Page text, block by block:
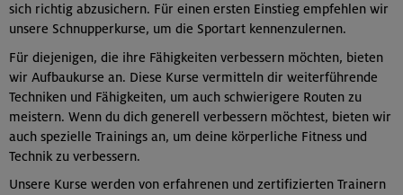
sich richtig abzusichern. Für einen ersten Einstieg empfehlen wir
unsere Schnupperkurse, um die Sportart kennenzulernen.
Für diejenigen, die ihre Fähigkeiten verbessern möchten, bieten
wir Aufbaukurse an. Diese Kurse vermitteln dir weiterführende
Techniken und Fähigkeiten, um auch schwierigere Routen zu
meistern. Wenn du dich generell verbessern möchtest, bieten wir
auch spezielle Trainings an, um deine körperliche Fitness und
Technik zu verbessern.
Unsere Kurse werden von erfahrenen und zertifizierten Trainern